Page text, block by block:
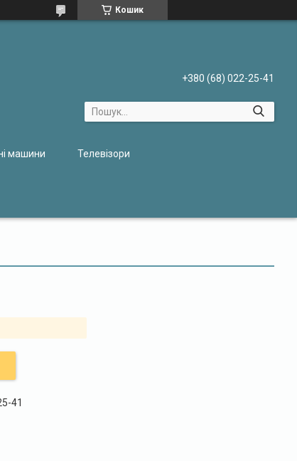
Кошик
+380 (68) 022-25-41
машини Телевізори
41